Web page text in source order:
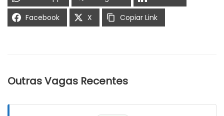
Facebook
X Copiar Link
Outras Vagas Recentes